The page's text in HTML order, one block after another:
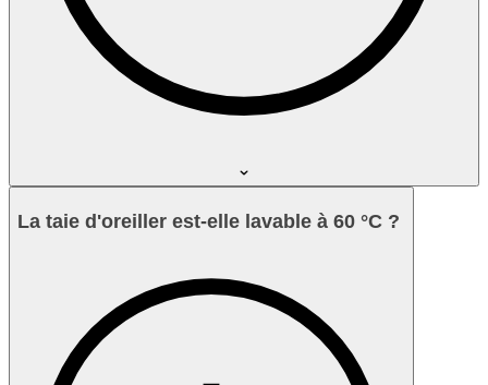
La taie d'oreiller est-elle lavable à 60 °C ?